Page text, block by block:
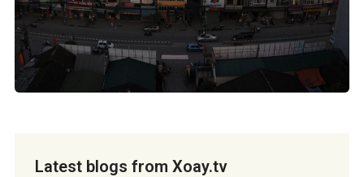
Latest blogs from Xoay.tv